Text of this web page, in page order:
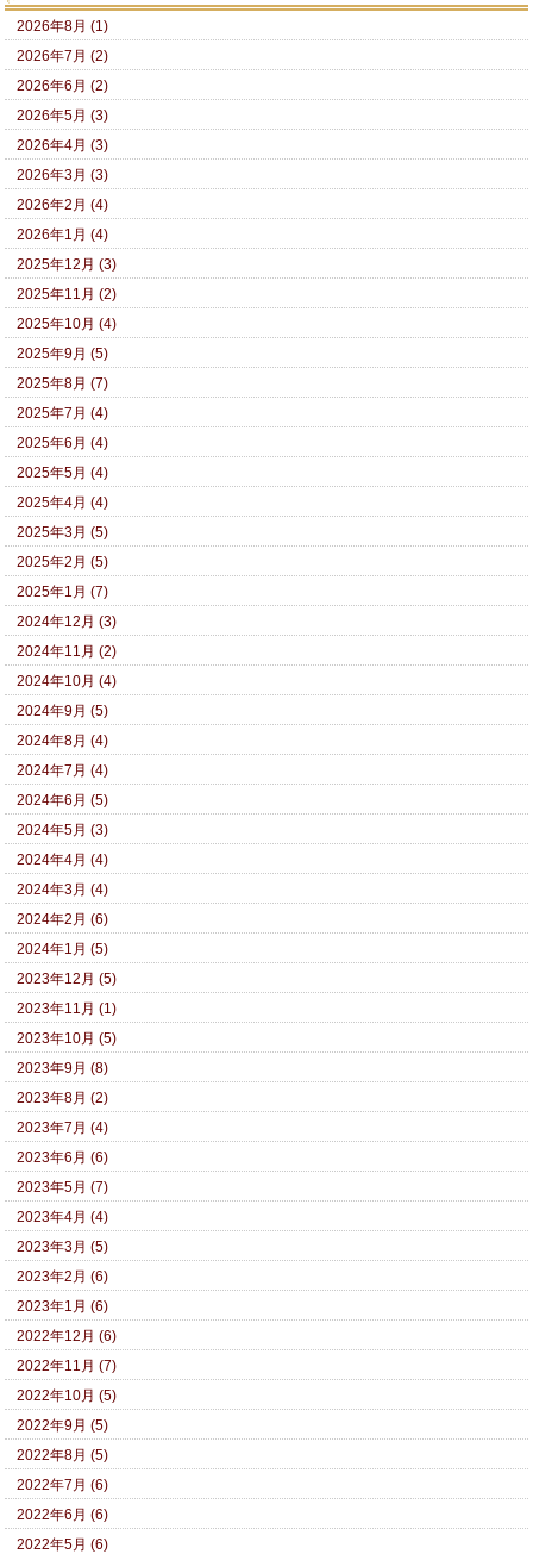
2026年8月 (1)
2026年7月 (2)
2026年6月 (2)
2026年5月 (3)
2026年4月 (3)
2026年3月 (3)
2026年2月 (4)
2026年1月 (4)
2025年12月 (3)
2025年11月 (2)
2025年10月 (4)
2025年9月 (5)
2025年8月 (7)
2025年7月 (4)
2025年6月 (4)
2025年5月 (4)
2025年4月 (4)
2025年3月 (5)
2025年2月 (5)
2025年1月 (7)
2024年12月 (3)
2024年11月 (2)
2024年10月 (4)
2024年9月 (5)
2024年8月 (4)
2024年7月 (4)
2024年6月 (5)
2024年5月 (3)
2024年4月 (4)
2024年3月 (4)
2024年2月 (6)
2024年1月 (5)
2023年12月 (5)
2023年11月 (1)
2023年10月 (5)
2023年9月 (8)
2023年8月 (2)
2023年7月 (4)
2023年6月 (6)
2023年5月 (7)
2023年4月 (4)
2023年3月 (5)
2023年2月 (6)
2023年1月 (6)
2022年12月 (6)
2022年11月 (7)
2022年10月 (5)
2022年9月 (5)
2022年8月 (5)
2022年7月 (6)
2022年6月 (6)
2022年5月 (6)